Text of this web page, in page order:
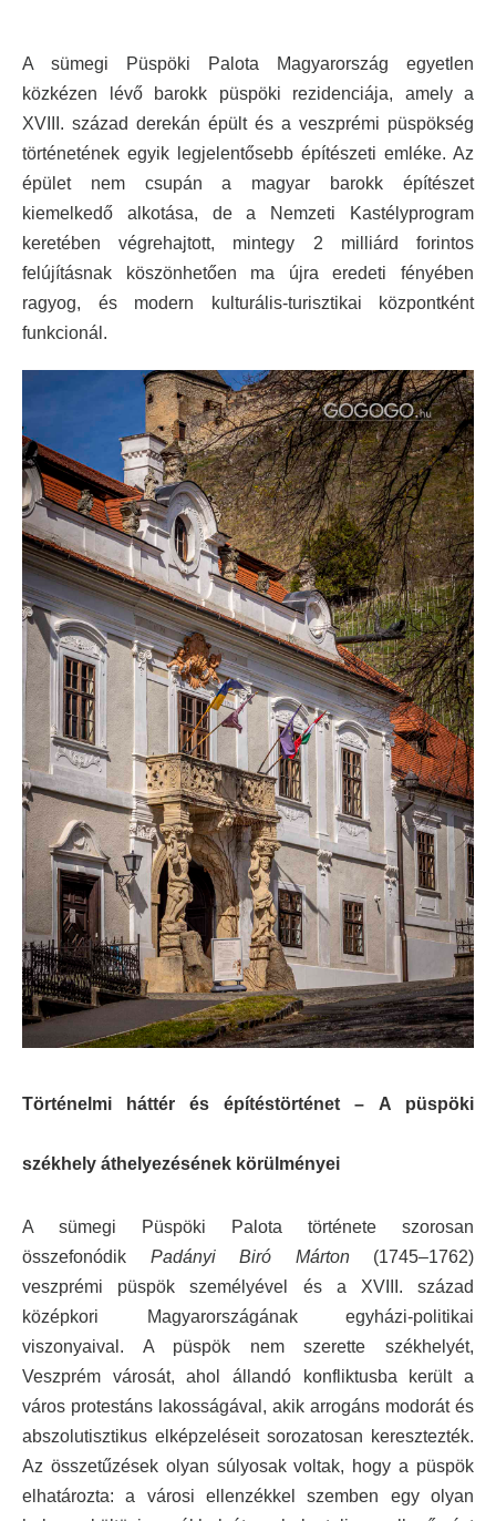
A sümegi Püspöki Palota Magyarország egyetlen
közkézen lévő barokk püspöki rezidenciája, amely a
XVIII. század derekán épült és a veszprémi püspökség
történetének egyik legjelentősebb építészeti emléke. Az
épület nem csupán a magyar barokk építészet
kiemelkedő alkotása, de a Nemzeti Kastélyprogram
keretében végrehajtott, mintegy 2 milliárd forintos
felújításnak köszönhetően ma újra eredeti fényében
ragyog, és modern kulturális-turisztikai központként
funkcionál.
Történelmi háttér és építéstörténet – A püspöki
székhely áthelyezésének körülményei
A sümegi Püspöki Palota története szorosan
összefonódik Padányi Biró Márton(1745–1762)
veszprémi püspök személyével és a XVIII. század
középkori Magyarországának egyházi-politikai
viszonyaival. A püspök nem szerette székhelyét,
Veszprém városát, ahol állandó konfliktusba került a
város protestáns lakosságával, akik arrogáns modorát és
abszolutisztikus elképzeléseit sorozatosan keresztezték.
Az összetűzések olyan súlyosak voltak, hogy a püspök
elhatározta: a városi ellenzékkel szemben egy olyan